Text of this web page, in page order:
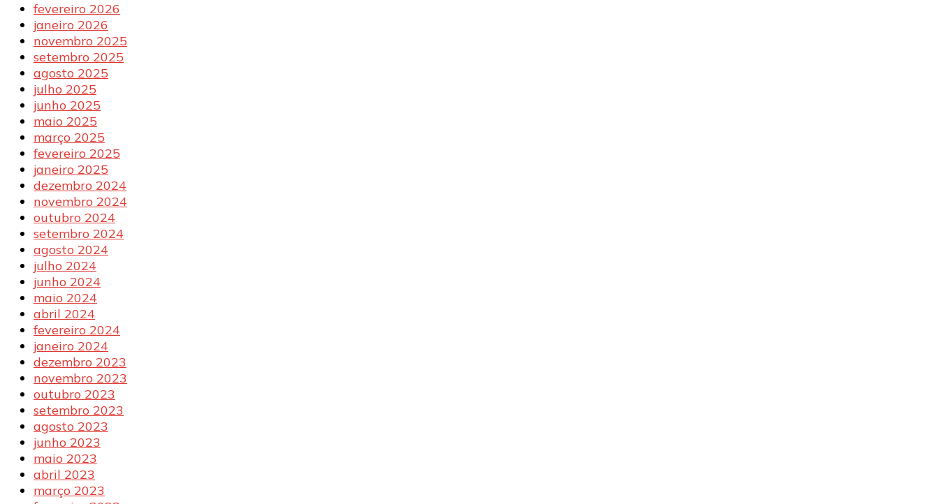
fevereiro 2026
janeiro 2026
novembro 2025
setembro 2025
agosto 2025
julho 2025
junho 2025
maio 2025
março 2025
fevereiro 2025
janeiro 2025
dezembro 2024
novembro 2024
outubro 2024
setembro 2024
agosto 2024
julho 2024
junho 2024
maio 2024
abril 2024
fevereiro 2024
janeiro 2024
dezembro 2023
novembro 2023
outubro 2023
setembro 2023
agosto 2023
junho 2023
maio 2023
abril 2023
março 2023